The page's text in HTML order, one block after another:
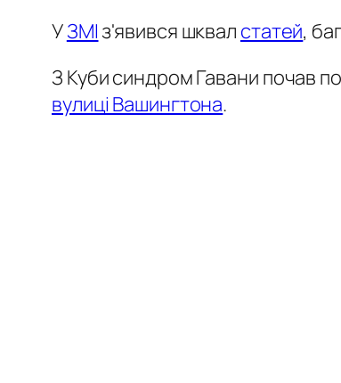
УЗМІз'явився шквал статей,
З Куби синдром Гавани почав
вулиці Вашингтона.